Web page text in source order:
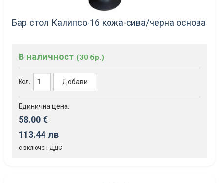
Бар стол Калипсо-16 кожа-сива/черна основа
В наличност (30 бр.)
Кол.: Добави
Единична цена:
58.00 €
113.44 лв
с включен ДДС